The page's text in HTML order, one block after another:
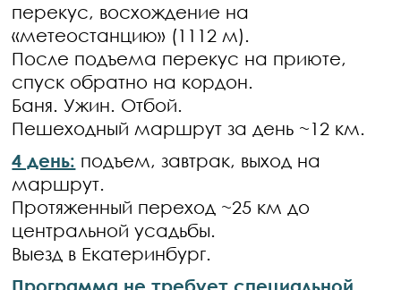
перекус, восхождение на
«метеостанцию» (1112 м).
После подъема перекус на приюте,
спуск обратно на кордон.
Баня. Ужин. Отбой.
Пешеходный маршрут за день ~12 км.
4 день: подъем, завтрак, выход на
маршрут.
Протяженный переход ~25 км до
центральной усадьбы.
Выезд в Екатеринбург.
Программа не требует специальной